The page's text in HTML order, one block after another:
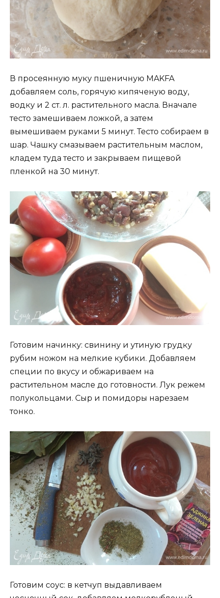
В просеянную муку пшеничную MAKFA
добавляем соль, горячую кипяченую воду,
водку и 2 ст. л. растительного масла. Вначале
тесто замешиваем ложкой, а затем
вымешиваем руками 5 минут. Тесто собираем в
шар. Чашку смазываем растительным маслом,
кладем туда тесто и закрываем пищевой
пленкой на 30 минут.
Готовим начинку: свинину и утиную грудку
рубим ножом на мелкие кубики. Добавляем
специи по вкусу и обжариваем на
растительном масле до готовности. Лук режем
полукольцами. Сыр и помидоры нарезаем
тонко.
Готовим соус: в кетчуп выдавливаем